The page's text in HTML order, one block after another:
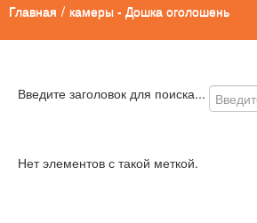
Главная / камеры - Дошка оголошень
Введите заголовок для поиска...
Нет элементов с такой меткой.